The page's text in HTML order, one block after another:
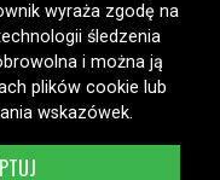
Nordic AB
wyraża zgodę na
śledzenia
i można ją
plików cookie lub
wskazówek.